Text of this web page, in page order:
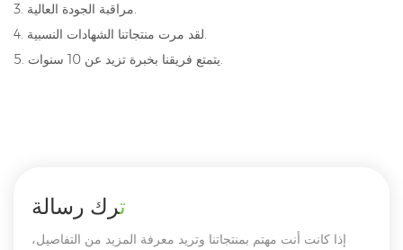
3. مراقبة الجودة العالية.
4. لقد مرت منتجاتنا الشهادات النسبية.
5. يتمتع فريقنا بخبرة تزيد عن 10 سنوات.
ترك رسالة
إذا كانت أنت مهتم بمنتجاتنا وتريد معرفة المزيد من التفاصيل،